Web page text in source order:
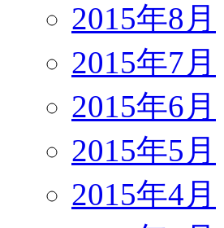
2015年8月
2015年7月
2015年6月
2015年5月
2015年4月